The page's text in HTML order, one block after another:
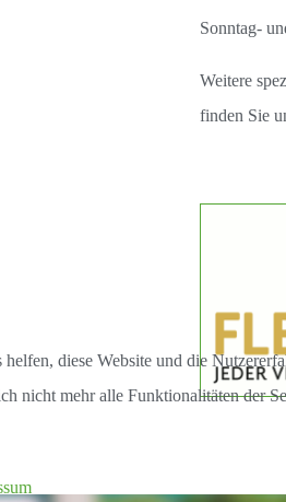
Sonntag-
Weitere
finden Sie
diese Website und die
nicht mehr alle Funktionalitäten der